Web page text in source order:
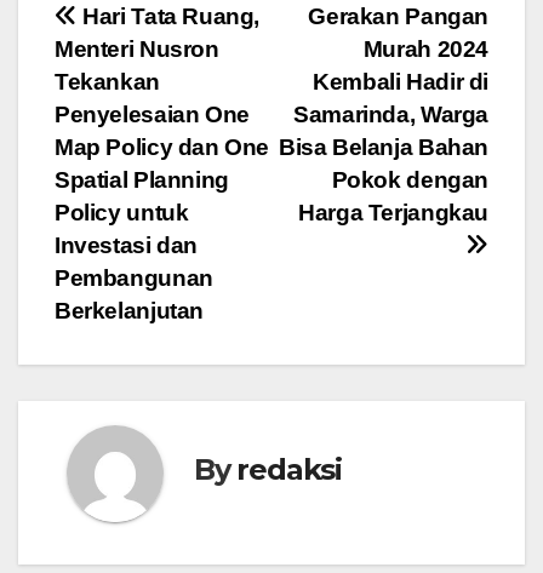
Navigasi
pos
Gerakan Pangan
Murah 2024
Kembali Hadir di
Samarinda, Warga
Bisa Belanja Bahan
Pokok dengan
Harga Terjangkau
Hari Tata Ruang,
Menteri Nusron
Tekankan
Penyelesaian One
Map Policy dan One
Spatial Planning
Policy untuk
Investasi dan
Pembangunan
Berkelanjutan
Byredaksi